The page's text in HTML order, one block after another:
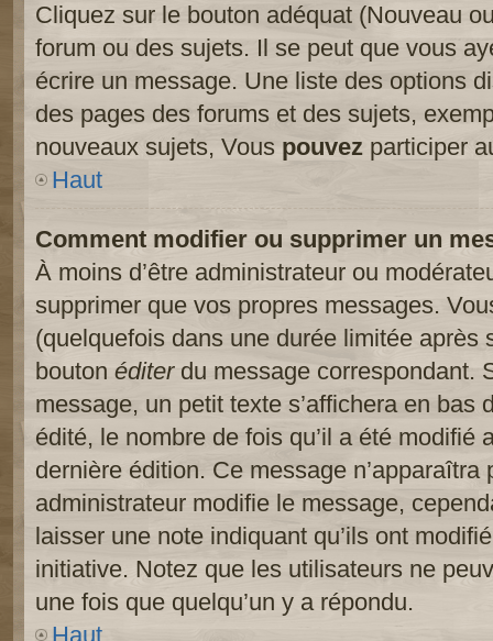
Cliquez sur le bouton adéquat (Nouveau
forum ou des sujets. Il se peut que vous
écrire un message. Une liste des options
des pages des forums et des sujets,
nouveaux sujets, Vous pouvez participer
Haut
Comment modifier ou supprimer un
À moins d’être administrateur ou
supprimer que vos propres messages.
(quelquefois dans une durée limitée après
bouton éditerdu message correspondant.
message, un petit texte s’affichera en bas
édité, le nombre de fois qu’il a été modifié
dernière édition. Ce message
administrateur modifie le message,
laisser une note indiquant qu’ils ont
initiative. Notez que les utilisateurs ne
une fois que quelqu’un y a répondu.
Haut